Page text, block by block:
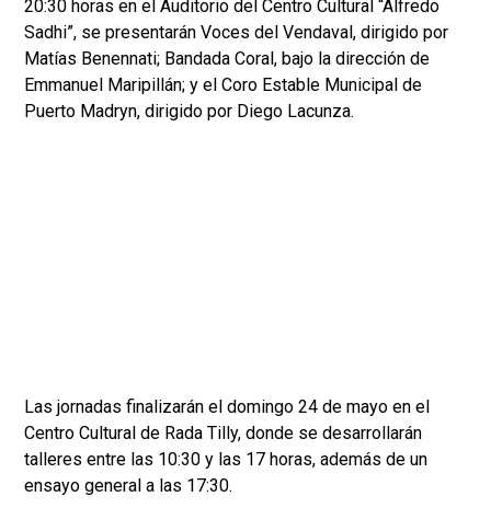
20:30 horas en el Auditorio del Centro Cultural “Alfredo
Sadhi”, se presentarán Voces del Vendaval, dirigido por
Matías Benennati; Bandada Coral, bajo la dirección de
Emmanuel Maripillán; y el Coro Estable Municipal de
Puerto Madryn, dirigido por Diego Lacunza.
Las jornadas finalizarán el domingo 24 de mayo en el
Centro Cultural de Rada Tilly, donde se desarrollarán
talleres entre las 10:30 y las 17 horas, además de un
ensayo general a las 17:30.